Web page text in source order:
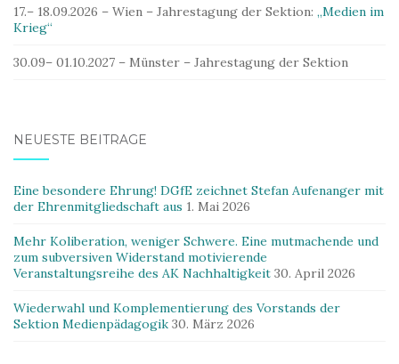
17.– 18.09.2026 – Wien – Jahrestagung der Sektion: „Medien im
Krieg“
30.09– 01.10.2027 – Münster – Jahrestagung der Sektion
NEUESTE BEITRÄGE
Eine besondere Ehrung! DGfE zeichnet Stefan Aufenanger mit
der Ehrenmitgliedschaft aus 1. Mai 2026
Mehr Koliberation, weniger Schwere. Eine mutmachende und
zum subversiven Widerstand motivierende
Veranstaltungsreihe des AK Nachhaltigkeit 30. April 2026
Wiederwahl und Komplementierung des Vorstands der
Sektion Medienpädagogik 30. März 2026